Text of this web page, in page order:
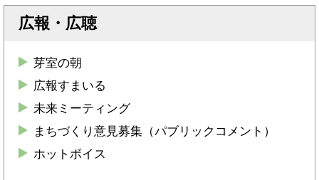
広報・広聴
芽室の朝
広報すまいる
未来ミーティング
まちづくり意見募集（パブリックコメント）
ホットボイス